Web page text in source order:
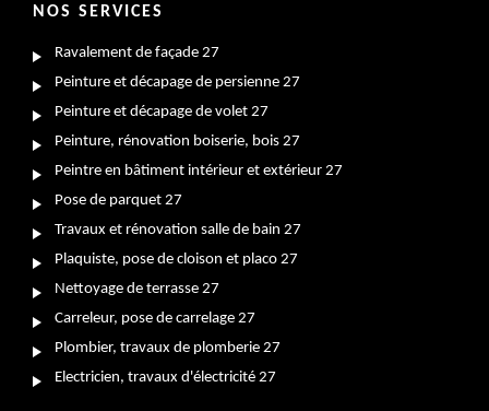
NOS SERVICES
Ravalement de façade 27
Peinture et décapage de persienne 27
Peinture et décapage de volet 27
Peinture, rénovation boiserie, bois 27
Peintre en bâtiment intérieur et extérieur 27
Pose de parquet 27
Travaux et rénovation salle de bain 27
Plaquiste, pose de cloison et placo 27
Nettoyage de terrasse 27
Carreleur, pose de carrelage 27
Plombier, travaux de plomberie 27
Electricien, travaux d'électricité 27